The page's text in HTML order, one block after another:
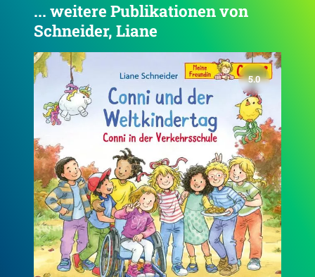
... weitere Publikationen von
Schneider, Liane
4.8